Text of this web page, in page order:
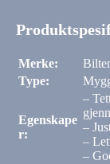
Merke:
Type:
Egenskape
r:
–
–
–
–